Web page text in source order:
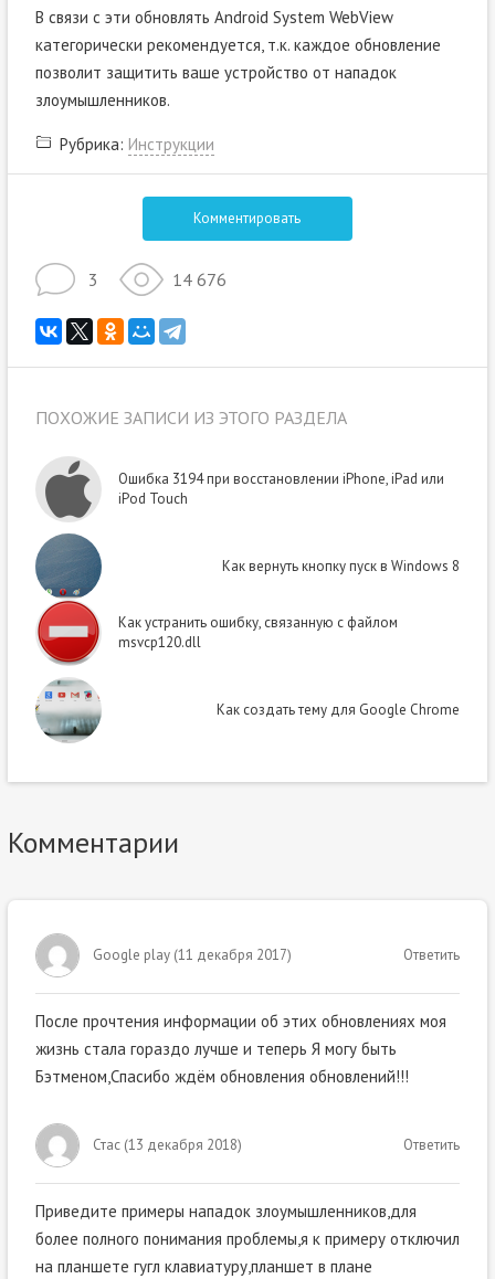
В связи с эти обновлять Android System WebView
категорически рекомендуется, т.к. каждое обновление
позволит защитить ваше устройство от нападок
злоумышленников.
Рубрика: Инструкции
Комментировать
3 14 676
ПОХОЖИЕ ЗАПИСИ ИЗ ЭТОГО РАЗДЕЛА
Ошибка 3194 при восстановлении iPhone, iPad или
iPod Touch
Как вернуть кнопку пуск в Windows 8
Как устранить ошибку, связанную с файлом
msvcp120.dll
Как создать тему для Google Chrome
Комментарии
Google play(11 декабря 2017) Ответить
После прочтения информации об этих обновлениях моя
жизнь стала гораздо лучше и теперь Я могу быть
Бэтменом,Спасибо ждём обновления обновлений!!!
Стас(13 декабря 2018) Ответить
Приведите примеры нападок злоумышленников,для
более полного понимания проблемы,я к примеру отключил
на планшете гугл клавиатуру,планшет в плане